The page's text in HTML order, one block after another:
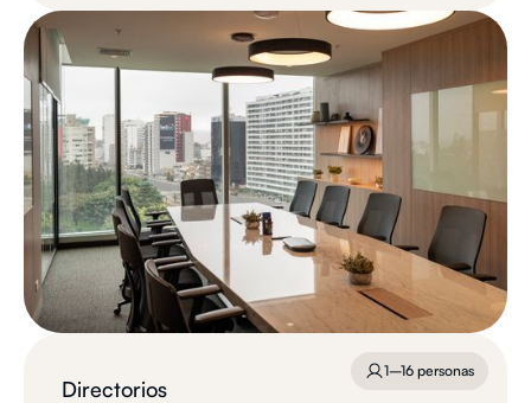
Directorios
1–16 personas